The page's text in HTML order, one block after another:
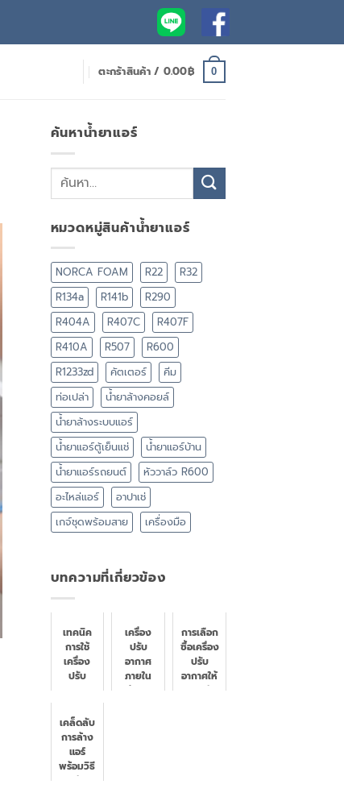
ตะกร้าสินค้า / 0.00฿ 0
ค้นหาน้ำยาแอร์
หมวดหมู่สินค้าน้ำยาแอร์
NORCA FOAM R22
R32
R134a
R141b
R290
R404A
R407C
R407F
R410A
R507
R600
R1233zd
คัตเตอร์
คีม
ท่อเปล่า
น้ำยาล้างคอยล์
น้ำยาล้างระบบแอร์
น้ำยาแอร์ตู้เย็นแช่
น้ำยาแอร์บ้าน
น้ำยาแอร์รถยนต์
หัววาล์ว R600
อะไหล่แอร์
อาปาเช่
เกจ์ชุดพร้อมสาย
เครื่องมือ
บทความที่เกี่ยวข้อง
เทคนิค
การใช้
เครื่อง
ปรับ
ฝน
เครื่อง
ปรับ
อากาศ
ภายใน
บ้าน -
การเลือก
ซื้อเครื่อง
ปรับ
อากาศให้
เหมาะกับ
เคล็ดลับ
การล้าง
แอร์
พร้อมวิธี
ดูแลรักษา